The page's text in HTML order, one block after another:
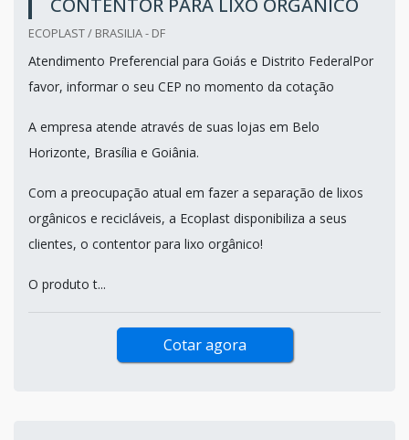
ECOPLAST / BRASILIA - DF
Atendimento Preferencial para Goiás e Distrito FederalPor
favor, informar o seu CEP no momento da cotação
A empresa atende através de suas lojas em Belo
Horizonte, Brasília e Goiânia.
Com a preocupação atual em fazer a separação de lixos
orgânicos e recicláveis, a Ecoplast disponibiliza a seus
clientes, o contentor para lixo orgânico!
O produto t...
Cotar agora